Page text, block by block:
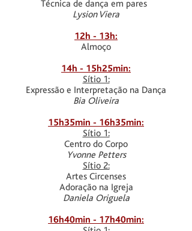
Técnica de dança em pares
Lysion Viera
12h - 13h:
Almoço
14h - 15h25min:
Sítio 1:
Expressão e Interpretação na Dança
Bia Oliveira
15h35min - 16h35min:
Sítio 1:
Centro do Corpo
Yvonne Petters
Sítio 2:
Artes Circenses
Adoração na Igreja
Daniela Origuela
16h40min - 17h40min: